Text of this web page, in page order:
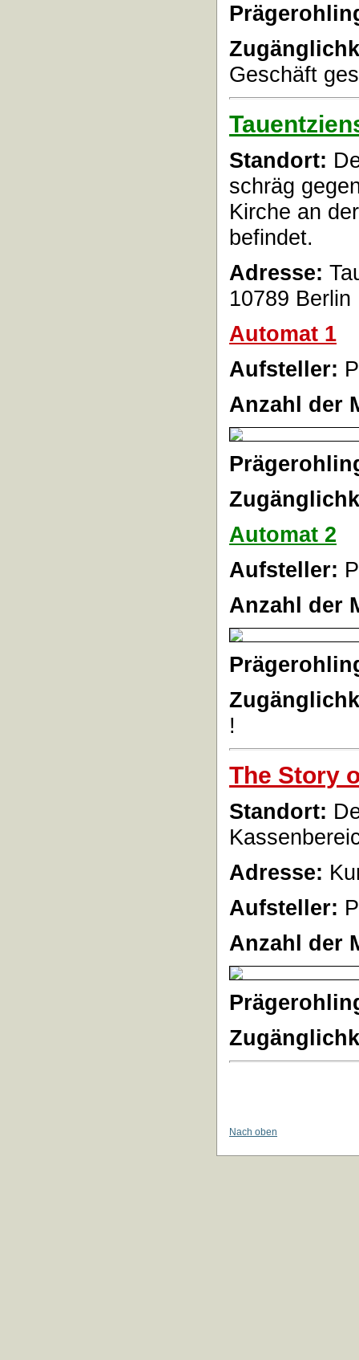
Geschäft
Standort:
schräg
Kirche an
befindet.
Adresse:
10789 Berlin
Automat 1
Aufsteller:
Anzahl der
Automat 2
Aufsteller:
Anzahl der
!
The Story
Standort:
Adresse:
Aufsteller:
Anzahl der
Nach oben